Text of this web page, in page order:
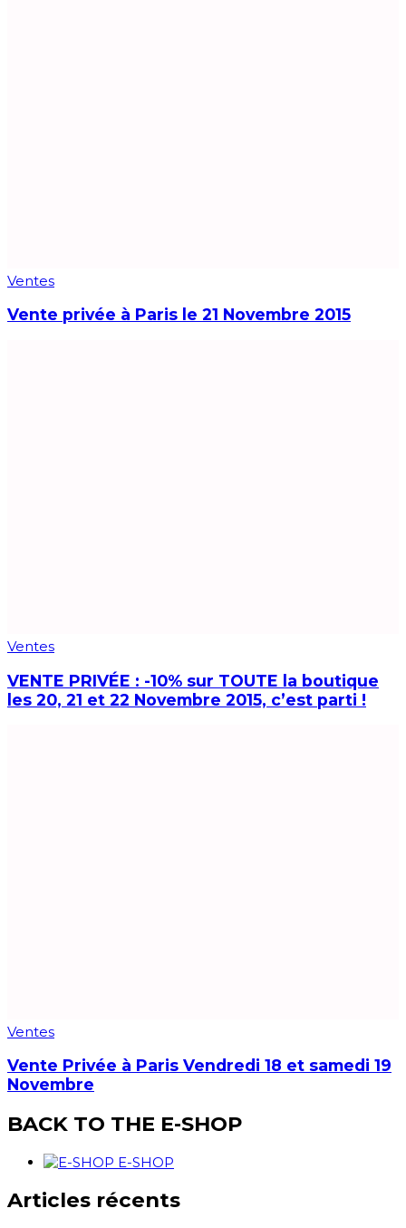
Ventes
Vente privée à Paris le 21 Novembre 2015
Ventes
VENTE PRIVÉE : -10% sur TOUTE la boutique
les 20, 21 et 22 Novembre 2015, c’est parti !
Ventes
Vente Privée à Paris Vendredi 18 et samedi 19
Novembre
BACK TO THE E-SHOP
E-SHOP
Articles récents